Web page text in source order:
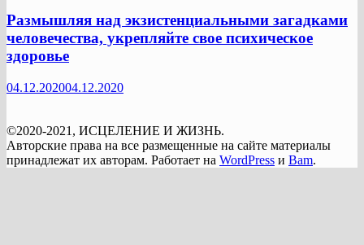
Размышляя над экзистенциальными загадками
человечества, укрепляйте свое психическое
здоровье
04.12.202004.12.2020
©2020-2021, ИСЦЕЛЕНИЕ И ЖИЗНЬ.
Авторские права на все размещенные на сайте материалы
принадлежат их авторам. Работает на WordPress и Bam.